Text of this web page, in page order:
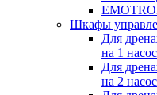
Шкафы
Для
на 1
Для
на 2